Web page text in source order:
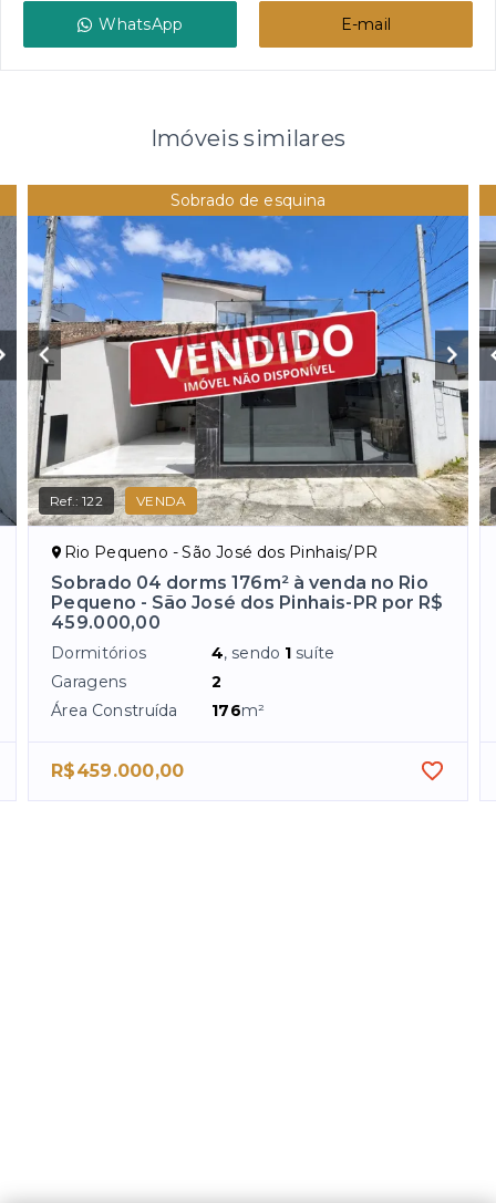
WhatsApp E-mail
Imóveis similares
Sobrado de esquina
Ref.:122 VENDA
Rio Pequeno - São José dos Pinhais/PR
Sobrado 04 dorms 176m² à venda no Rio
Pequeno - São José dos Pinhais-PR por R$
459.000,00
Dormitórios 4, sendo 1 suíte
Garagens
2
Área Construída
176m²
R$459.000,00